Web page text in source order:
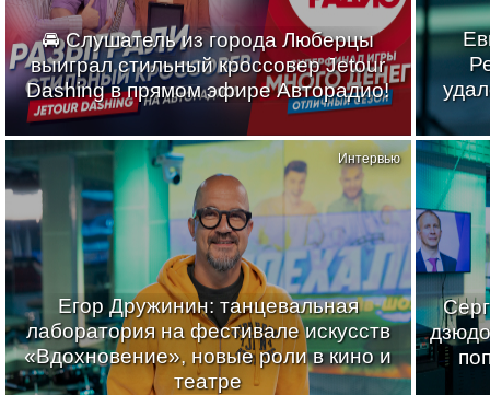
🚘 Слушатель из города Люберцы
выиграл стильный кроссовер Jetour
Dashing в прямом эфире Авторадио!
Егор Дружинин: танцевальная
лаборатория на фестивале искусств
«Вдохновение», новые роли в кино и
театре
Интервью